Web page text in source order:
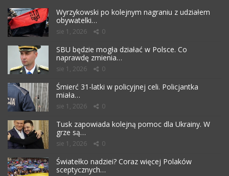
Wyrzykowski po kolejnym nagraniu z udziałem
obywatelki…
sie 1, 2026 0
SBU będzie mogła działać w Polsce. Co
naprawdę zmienia…
sie 1, 2026 0
Śmierć 31-latki w policyjnej celi. Policjantka
miała…
sie 1, 2026 0
Tusk zapowiada kolejną pomoc dla Ukrainy. W
grze są…
sie 1, 2026 0
Światełko nadziei? Coraz więcej Polaków
sceptycznych…